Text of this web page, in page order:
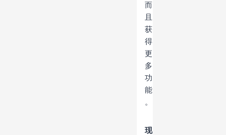
而
且
获
得
更
多
功
能
。
现